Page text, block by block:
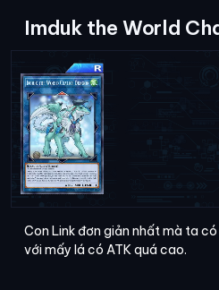
Imduk the World
Con Link đơn giản nhất mà ta
với mấy lá có ATK quá cao.